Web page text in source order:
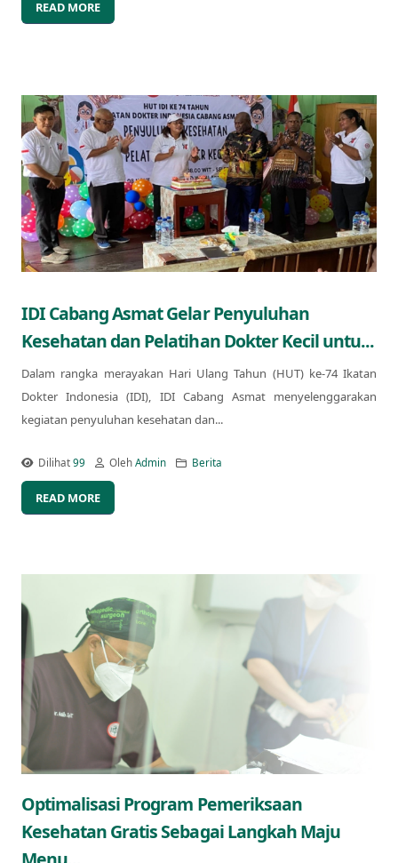
READ MORE
IDI Cabang Asmat Gelar Penyuluhan
Kesehatan dan Pelatihan Dokter Kecil untu...
Dalam rangka merayakan Hari Ulang Tahun (HUT) ke-74 Ikatan
Dokter Indonesia (IDI), IDI Cabang Asmat menyelenggarakan
kegiatan penyuluhan kesehatan dan...
Dilihat99 OlehAdmin Berita
READ MORE
Optimalisasi Program Pemeriksaan
Kesehatan Gratis Sebagai Langkah Maju